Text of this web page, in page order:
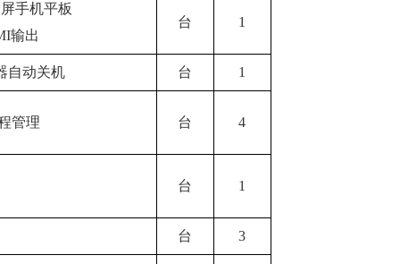
手机平板
输出
台 1
自动关机 台 1
管理 台 4
台 1
台 3